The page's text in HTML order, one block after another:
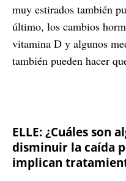
muy estirados también
último, los cambios
vitamina D y algunos
también pueden hacer
ELLE: ¿Cuáles son
disminuir la caída
implican